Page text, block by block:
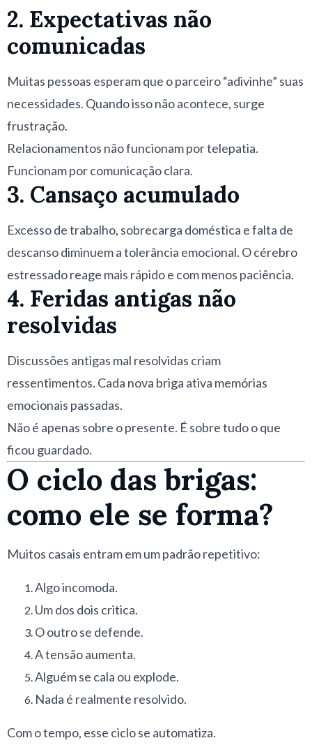
2. Expectativas não
comunicadas
Muitas pessoas esperam que o parceiro “adivinhe” suas
necessidades. Quando isso não acontece, surge
frustração.
Relacionamentos não funcionam por telepatia.
Funcionam por comunicação clara.
3. Cansaço acumulado
Excesso de trabalho, sobrecarga doméstica e falta de
descanso diminuem a tolerância emocional. O cérebro
estressado reage mais rápido e com menos paciência.
4. Feridas antigas não
resolvidas
Discussões antigas mal resolvidas criam
ressentimentos. Cada nova briga ativa memórias
emocionais passadas.
Não é apenas sobre o presente. É sobre tudo o que
ficou guardado.
O ciclo das brigas:
como ele se forma?
Muitos casais entram em um padrão repetitivo:
Algo incomoda.
Um dos dois critica.
O outro se defende.
A tensão aumenta.
Alguém se cala ou explode.
Nada é realmente resolvido.
Com o tempo, esse ciclo se automatiza.